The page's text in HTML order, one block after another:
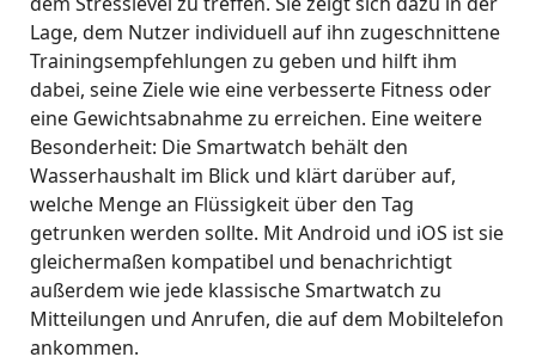
Lage, dem Nutzer individuell auf ihn zugeschnittene
Trainingsempfehlungen zu geben und hilft ihm
dabei, seine Ziele wie eine verbesserte Fitness oder
eine Gewichtsabnahme zu erreichen. Eine weitere
Besonderheit: Die Smartwatch behält den
Wasserhaushalt im Blick und klärt darüber auf,
welche Menge an Flüssigkeit über den Tag
getrunken werden sollte. Mit Android und iOS ist sie
gleichermaßen kompatibel und benachrichtigt
außerdem wie jede klassische Smartwatch zu
Mitteilungen und Anrufen, die auf dem Mobiltelefon
ankommen.